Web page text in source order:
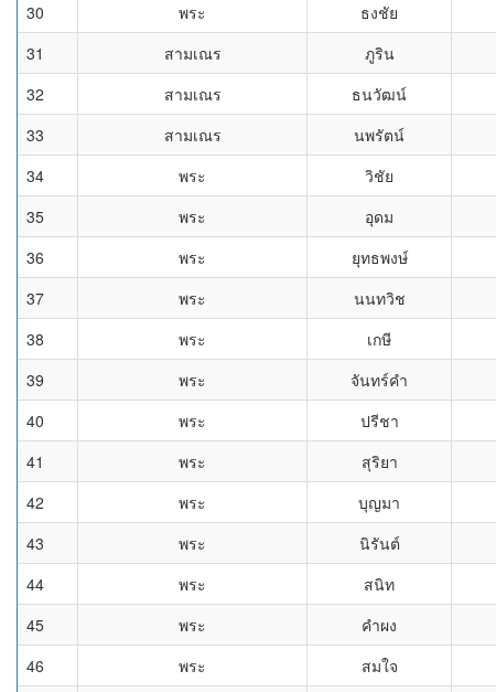
30
พระ ธงชัย
31
สามเณร ภูริน
32
สามเณร ธนวัฒน์
33
สามเณร นพรัตน์
34
พระ วิชัย
35
พระ อุดม
36
พระ ยุทธพงษ์
37
พระ นนทวิช
38
พระ เกษี
39
พระ จันทร์คำ
40
พระ ปรีชา
41
พระ สุริยา
42
พระ บุญมา
43
พระ นิรันต์
44
พระ สนิท
45
พระ คำผง
46
พระ สมใจ